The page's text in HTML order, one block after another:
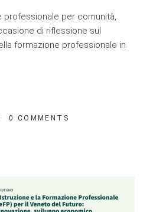
professionale per comunità,
di riflessione sul
formazione professionale in
0 COMMENTS